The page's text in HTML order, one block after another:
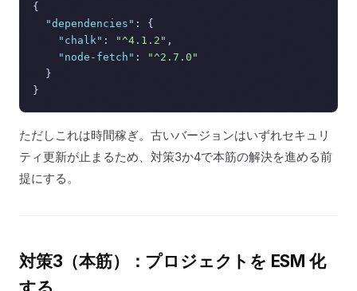
{
"dependencies" :
{
"chalk" : "^4.1.2" ,
"node-fetch" :
"^2.7.0"
}
}
ただしこれは時間稼ぎ。古いバージョンはいずれセキュリ
ティ更新が止まるため、対策3か4で本筋の解決を進める前
提にする。
対策3（本筋）：プロジェクトを ESM 化